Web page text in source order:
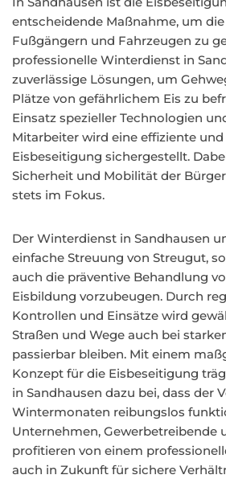
entscheidende Maßnahme, um
Fußgängern und Fahrzeugen zu
professionelle Winterdienst in
zuverlässige Lösungen, um
Plätze von gefährlichem Eis zu
Einsatz spezieller Technologien
Mitarbeiter wird eine effiziente
Eisbeseitigung sichergestellt.
Sicherheit und Mobilität der
stets im Fokus.
Der Winterdienst in Sandhausen
einfache Streuung von Streugut,
auch die präventive Behandlung
Eisbildung vorzubeugen. Durch
Kontrollen und Einsätze wird
Straßen und Wege auch bei
passierbar bleiben. Mit einem
Konzept für die Eisbeseitigung
in Sandhausen dazu bei, dass der
Wintermonaten reibungslos
Unternehmen, Gewerbetreibende
profitieren von einem
auch in Zukunft für sichere